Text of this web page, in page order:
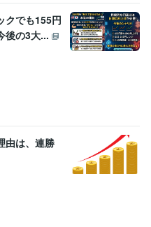
クでも155円
後の3大...
由は、連勝